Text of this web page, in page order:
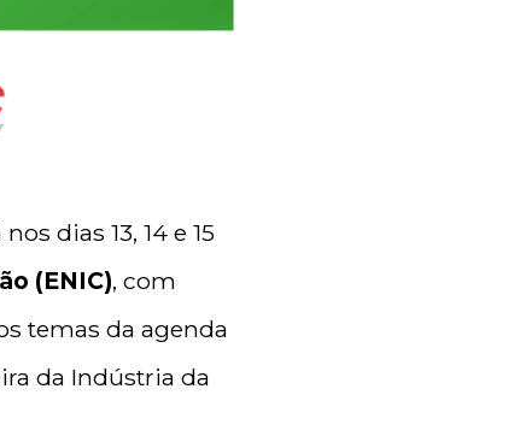
dias 13, 14 e 15
(ENIC), com
temas da agenda
da Indústria da